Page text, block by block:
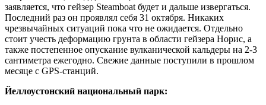
заявляется, что гейзер Steamboat будет и дальше извергаться.
Последний раз он проявлял себя 31 октября. Никаких
чрезвычайных ситуаций пока что не ожидается. Отдельно
стоит учесть деформацию грунта в области гейзера Норис, а
также постепенное опускание вулканической кальдеры на 2-3
сантиметра ежегодно. Свежие данные поступили в прошлом
месяце с GPS-станций.
Йеллоустонский национальный парк: